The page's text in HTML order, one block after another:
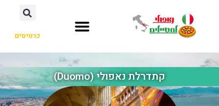
כרטיסים
קתדרלת נאפולי (Duomo)